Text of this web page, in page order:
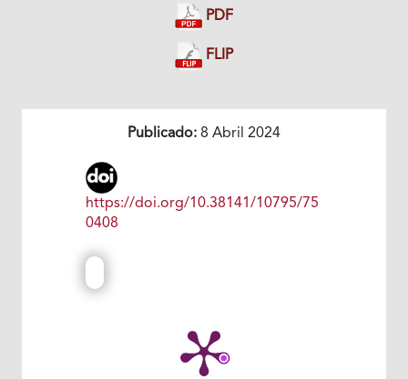
PDF
FLIP
Publicado: 8 Abril 2024
https://doi.org/10.38141/10795/75
0408